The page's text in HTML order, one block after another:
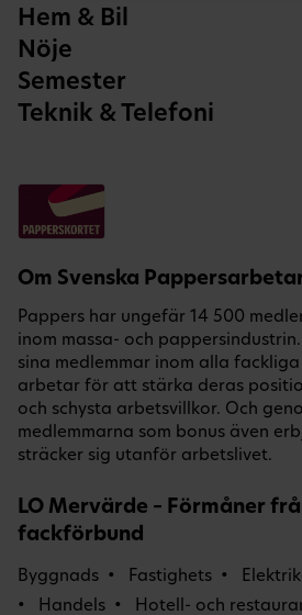
Hem & Bil
Nöje
Semester
Teknik & Telefoni
Om Svenska
Pappers har ungefär 14 500
inom massa- och
sina medlemmar inom alla
arbetar för att stärka deras
och schysta arbetsvillkor. Och
medlemmarna som bonus även
sträcker sig utanför arbetslivet.
LO Mervärde – Förmåner
fackförbund
Byggnads Fastighets
Handels
Hotell- och